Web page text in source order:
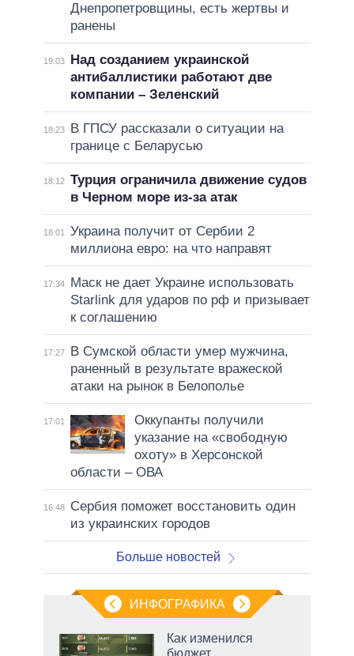
Днепропетровщины, есть жертвы и
ранены
19:03
Над созданием украинской
антибаллистики работают две
компании – Зеленский
18:23
В ГПСУ рассказали о ситуации на
границе с Беларусью
18:12 Турция ограничила движение судов
в Черном море из-за атак
18:01
Украина получит от Сербии 2
миллиона евро: на что направят
17:34
Маск не дает Украине использовать
Starlink для ударов по рф и призывает
к соглашению
17:27
В Сумской области умер мужчина,
раненный в результате вражеской
атаки на рынок в Белополье
17:01
Оккупанты получили
указание на «свободную
охоту» в Херсонской
области – ОВА
16:48
Сербия поможет восстановить один
из украинских городов
Больше новостей
ИНФОГРАФИКА
Как изменился